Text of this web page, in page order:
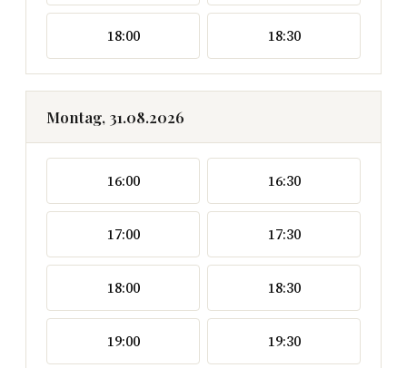
18:00 18:30
Montag, 31.08.2026
16:00 16:30
17:00 17:30
18:00 18:30
19:00 19:30